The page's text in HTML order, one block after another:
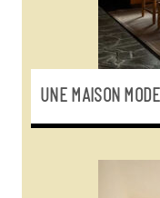
UNE MAISON